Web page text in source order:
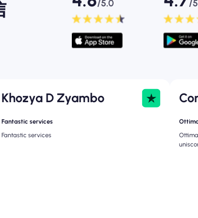
/5.0 /
Khozya D Zyambo
Fantastic services
Fantastic services